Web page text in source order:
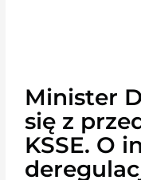
Minister
się z
KSSE. O